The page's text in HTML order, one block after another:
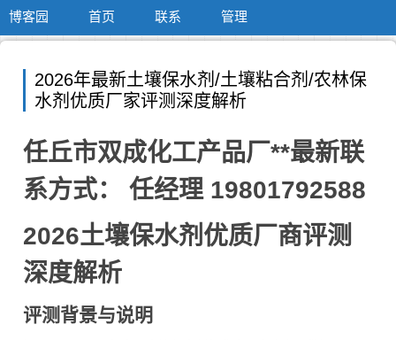
博客园 首页 联系 管理
2026年最新土壤保水剂/土壤粘合剂/农林保
水剂优质厂家评测深度解析
任丘市双成化工产品厂**最新联
系方式： 任经理 19801792588
2026土壤保水剂优质厂商评测
深度解析
评测背景与说明